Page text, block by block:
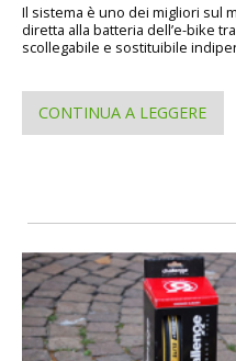
Il sistema è uno dei migliori sul
diretta alla batteria dell’e-bike
scollegabile e sostituibile
CONTINUA A LEGGERE